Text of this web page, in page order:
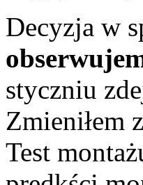
Decyzja w
styczniu
Zmieniłem
Test